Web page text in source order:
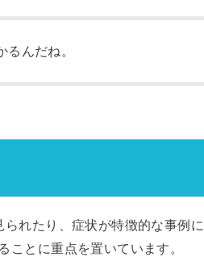
んだね。
れたり、症状が特徴的な事例
ことに重点を置いています。